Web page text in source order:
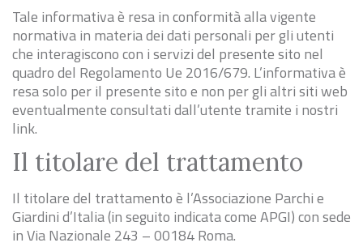
Tale informativa è resa in conformità alla vigente
normativa in materia dei dati personali per gli utenti
che interagiscono con i servizi del presente sito nel
quadro del Regolamento Ue 2016/679. L’informativa è
resa solo per il presente sito e non per gli altri siti web
eventualmente consultati dall’utente tramite i nostri
link.
Il titolare del trattamento
Il titolare del trattamento è l’Associazione Parchi e
Giardini d’Italia (in seguito indicata come APGI) con sede
in Via Nazionale 243 – 00184 Roma.